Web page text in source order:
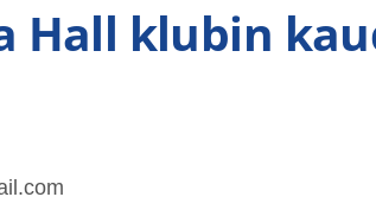
Hall klubin